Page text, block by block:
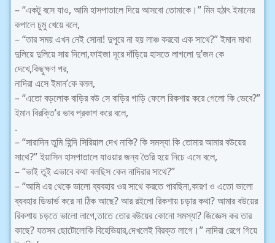
– “একটু বসে যাও, আমি হাসপাতালে দিয়ে আসবো তোমাকে।” মিম হঠাৎ ইমানের
কপালে চুমু খেয়ে বলে,
– “তার সময় এখন নেই সোনা! দুপুরে না হয় লাঞ্চ করবো এক সাথে?” ইমান মাথা
দুলিয়ে দুলিয়ে সায় দিলো,ফাইজা দূরে দাঁড়িয়ে হাসতে লাগলো দু’জন কে
দেখে,কিছুক্ষণ পর,
নাদিরা এসে ইমান’কে বলল,
– “এতো বড়লোক বাড়ির বউ সে বাড়ির গাড়ি ফেলে রিকশায় করে গেলো কি ভেবে?”
ইমান বিরক্তি’র ভাব প্রকাশ করে বলে,
.
– “সারাদিন তুমি হিন্দি সিরিয়াল দেখ নাকি? কি সমস্যা কি তোমার আমার বউয়ের
সাথে?” ইয়াসিন হাসপাতালে যাওয়ার জন্য তৈরি হয়ে নিচে এসে বলে,
– “ভাই তুই এভাবে কথা বলছিস কেন নাদিরার সাথে?”
– “আমি এর থেকে ভালো ব্যবহার ওর সাথে করতে পারছিনা,কারণ ও এতো ভালো
ব্যবহার ডিভার্ভ করে না ঠিক আছে? আর রইলো রিকশায় চড়ার কথা? আমার বউয়ের
রিকশায় চড়তে ভালো লাগে,তাতে তোর বউয়ের কোনো সমস্যা? জিজ্ঞেস কর তার
কাছে? যতসব ছোটোলোকি বিহেভিয়ার,দেখলেই বিরক্ত লাগে।” নাদিরা রেগে গিয়ে